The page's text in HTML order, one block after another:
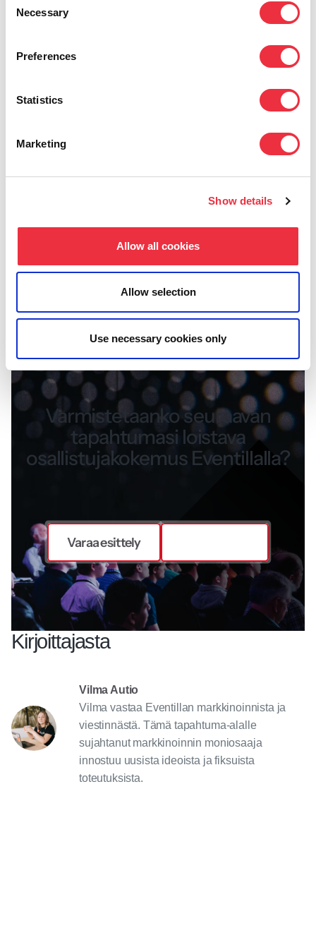
Selection
Necessary
Preferences
Statistics
Marketing
Show details
Allow all cookies
Allow selection
Use necessary cookies only
huomioimiseksi.
Tarjoilujen ei tarvitse olla vain
vatsantäytettä. Yllätä osallistujat erilaisella
Varmistetaanko seuraavan
tapahtumasi loistava
osallistujakokemus Eventillalla?
Varaa esittely
Kirjoittajasta
Vilma Autio
Vilma vastaa Eventillan markkinoinnista ja
viestinnästä. Tämä tapahtuma-alalle
sujahtanut markkinoinnin moniosaaja
innostuu uusista ideoista ja fiksuista
toteutuksista.